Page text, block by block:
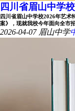
四川省眉山中学
四川省眉山中学校2026年艺术
案》，现就我校今年面向全市
2026-04-07 眉山中学